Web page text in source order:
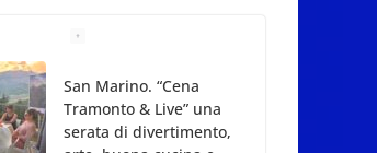
San Marino. “Cena
Tramonto & Live” una
serata di divertimento,